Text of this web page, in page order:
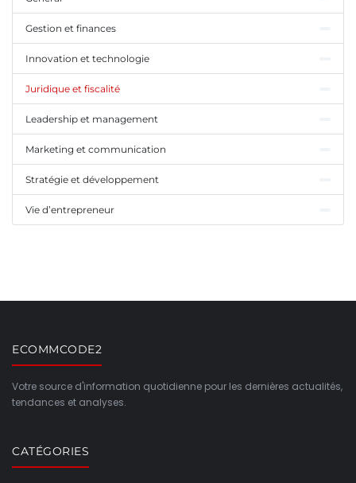
Gestion et finances
Innovation et technologie
Juridique et fiscalité
Leadership et management
Marketing et communication
Stratégie et développement
Vie d’entrepreneur
ECOMMCODE2
Votre source d'information quotidienne pour les dernières actualités,
tendances et analyses.
CATÉGORIES